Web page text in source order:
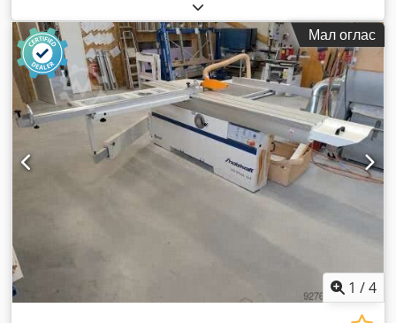
Мал оглас
1 /4